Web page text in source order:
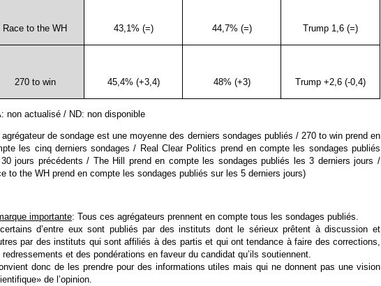
Race to the WH 43,1% (=) 44,7% (=) Trump 1,6 (=)
270 to win 45,4% (+3,4) 48% (+3) Trump +2,6 (-0,4)
non actualisé / ND: non disponible
agrégateur de sondage est une moyenne des derniers sondages publiés / 270 to win prend en
les cinq derniers sondages / Real Clear Politics prend en compte les sondages publiés
30 jours précédents / The Hill prend en compte les sondages publiés les 3 derniers jours /
to the WH prend en compte les sondages publiés sur les 5 derniers jours)
importante: Tous ces agrégateurs prennent en compte tous les sondages publiés.
d’entre eux sont publiés par des instituts dont le sérieux prêtent à discussion et
par des instituts qui sont affiliés à des partis et qui ont tendance à faire des corrections,
redressements et des pondérations en faveur du candidat qu’ils soutiennent.
donc de les prendre pour des informations utiles mais qui ne donnent pas une vision
de l’opinion.